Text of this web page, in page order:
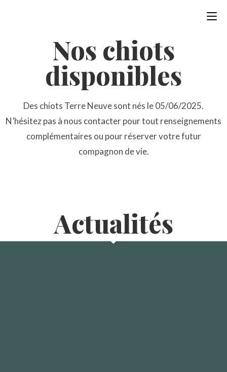
Nos chiots
disponibles
Des chiots Terre Neuve sont nés le 05/06/2025.
N’hésitez pas à nous contacter pour tout renseignements
complémentaires ou pour réserver votre futur
compagnon de vie.
Actualités